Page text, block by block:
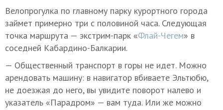
Велопрогулка по главному парку курортного города
займет примерно три с половиной часа. Следующая
точка маршрута — экстрим-парк «Флай-Чегем» в
соседней Кабардино-Балкарии.
— Общественный транспорт в горы не идет. Можно
арендовать машину: в навигатор вбиваете Эльтюбю,
не доезжая до него, вы увидите поворот налево и
указатель «Парадром» — вам туда. Или же можно